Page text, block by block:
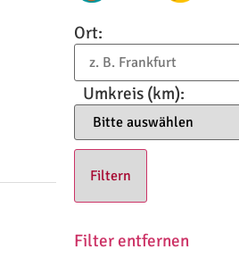
Ort:
Umkreis (km):
Filter entfernen